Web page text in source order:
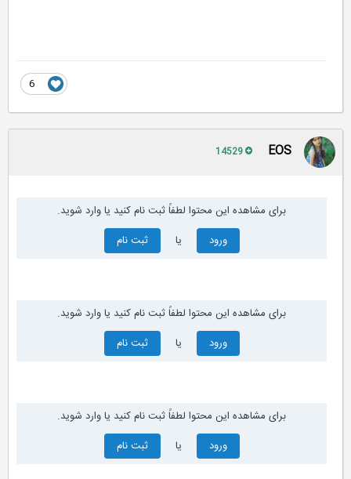
EOS
برای مشاهده این محتوا لطفاً ثبت نام کنید یا وارد شوید.
ورود
ثبت نام
برای مشاهده این محتوا لطفاً ثبت نام کنید یا وارد شوید.
ورود
ثبت نام
برای مشاهده این محتوا لطفاً ثبت نام کنید یا وارد شوید.
ورود
ثبت نام